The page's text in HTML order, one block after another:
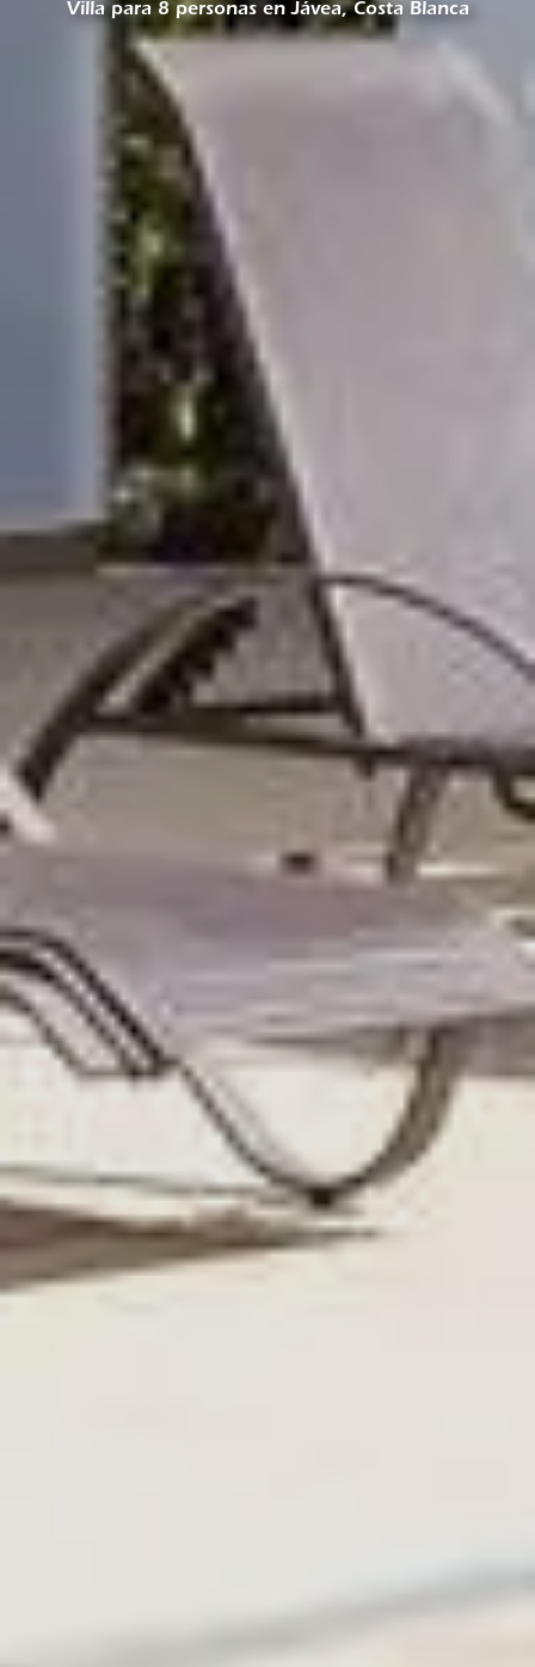
Villa para 8 personas en Jávea, Costa Blanca